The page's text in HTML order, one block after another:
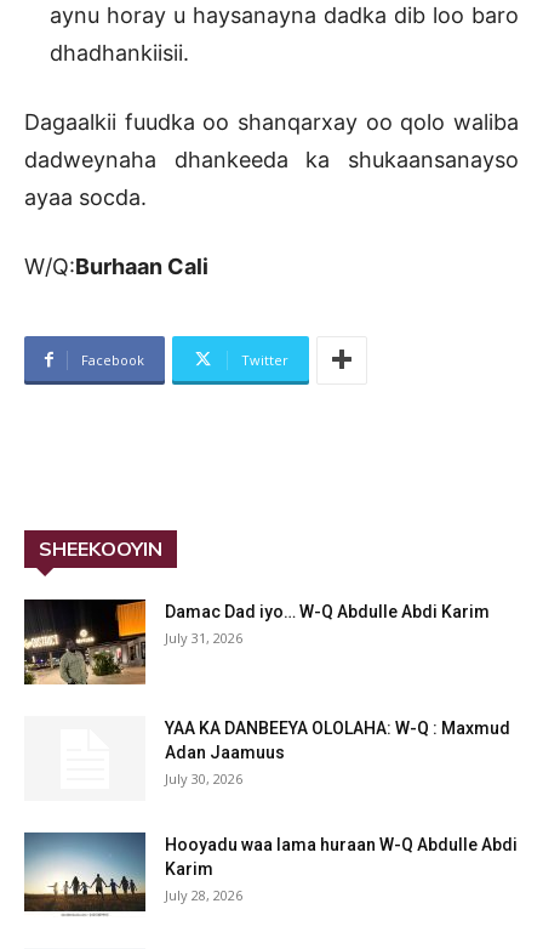
aynu horay u haysanayna dadka dib loo baro
dhadhankiisii.
Dagaalkii fuudka oo shanqarxay oo qolo waliba
dadweynaha dhankeeda ka shukaansanayso
ayaa socda.
W/Q:Burhaan Cali
Facebook Twitter
SHEEKOOYIN
Damac Dad iyo… W-Q Abdulle Abdi Karim
July 31, 2026
YAA KA DANBEEYA OLOLAHA: W-Q : Maxmud
Adan Jaamuus
July 30, 2026
Hooyadu waa lama huraan W-Q Abdulle Abdi
Karim
July 28, 2026